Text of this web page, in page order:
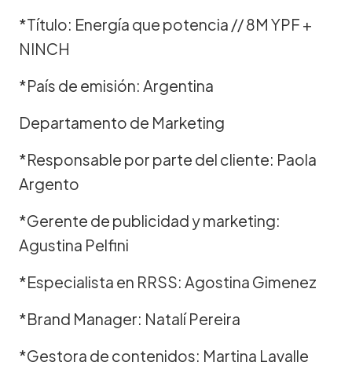
*Título: Energía que potencia // 8M YPF +
NINCH
*País de emisión: Argentina
Departamento de Marketing
*Responsable por parte del cliente: Paola
Argento
*Gerente de publicidad y marketing:
Agustina Pelfini
*Especialista en RRSS: Agostina Gimenez
*Brand Manager: Natalí Pereira
*Gestora de contenidos: Martina Lavalle